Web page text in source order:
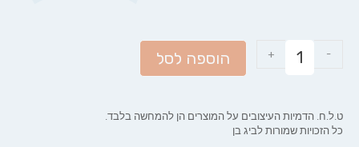
-
+ הוספה לסל
ט.ל.ח. הדמיות העיצובים על המוצרים הן להמחשה בלבד.
כל הזכויות שמורות לביג בן